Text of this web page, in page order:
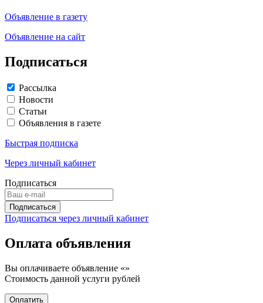
Объявление в газету
Объявление на сайт
Подписаться
Рассылка
Новости
Статьи
Объявления в газете
Быстрая подписка
Через личный кабинет
Подписаться
Подписаться через личный кабинет
Оплата объявления
Вы оплачиваете объявление «»
Стоимость данной услуги рублей